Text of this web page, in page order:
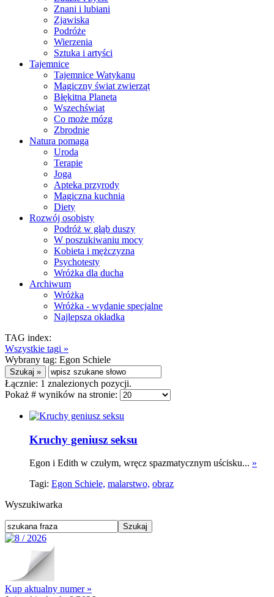
Znani i lubiani
Zjawiska
Podróże
Wierzenia
Sztuka i artyści
Tajemnice
Tajemnice Watykanu
Magiczny świat zwierząt
Błękitna Planeta
Wszechświat
Co może mózg
Zbrodnie
Natura pomaga
Uroda
Terapie
Joga
Apteka przyrody
Magiczna kuchnia
Diety
Rozwój osobisty
Podróż w głąb duszy
W poszukiwaniu mocy
Kobieta i mężczyzna
Psychotesty
Wróżka dla ducha
Archiwum
Wróżka
Wróżka - wydanie specjalne
Najlepsza okładka
TAG index:
Wszystkie tagi »
Wybrany tag: Egon Schiele
Łącznie: 1 znalezionych pozycji.
Pokaż # wyników na stronie:
Kruchy geniusz seksu
Egon i Edith w czułym, wręcz spazmatycznym uścisku... »
Tagi: Egon Schiele, malarstwo, obraz
Wyszukiwarka
Kup aktualny numer »